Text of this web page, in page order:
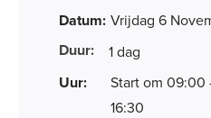
Datum: Vrijdag 6
Duur: 1 dag
Uur:
Start om 09:00
16:30